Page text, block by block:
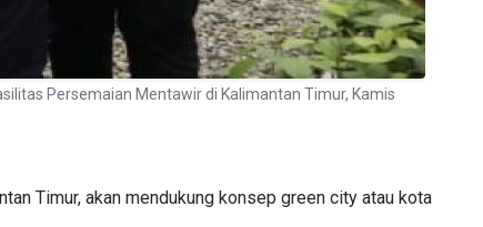
Persemaian Mentawir di Kalimantan Timur, Kamis
Timur, akan mendukung konsep green city atau kota